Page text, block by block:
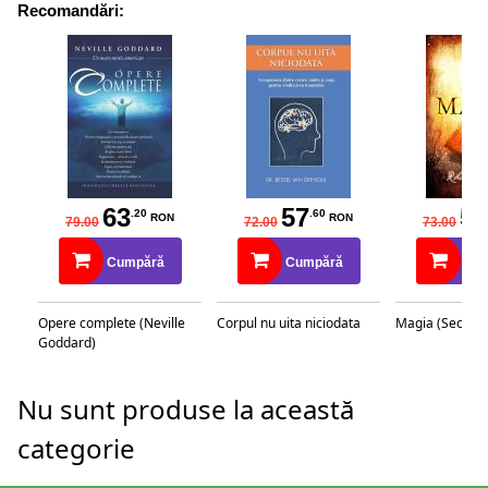
Recomandări:
79.00 63.20 RON
Cumpără
Opere complete (Neville
Goddard)
72.00 57.60 RON
Cumpără
Corpul nu uita niciodata
73.00 58
Magia
Nu sunt produse la această
categorie